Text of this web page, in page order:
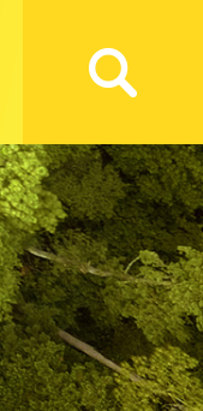
Ricerca avanzata